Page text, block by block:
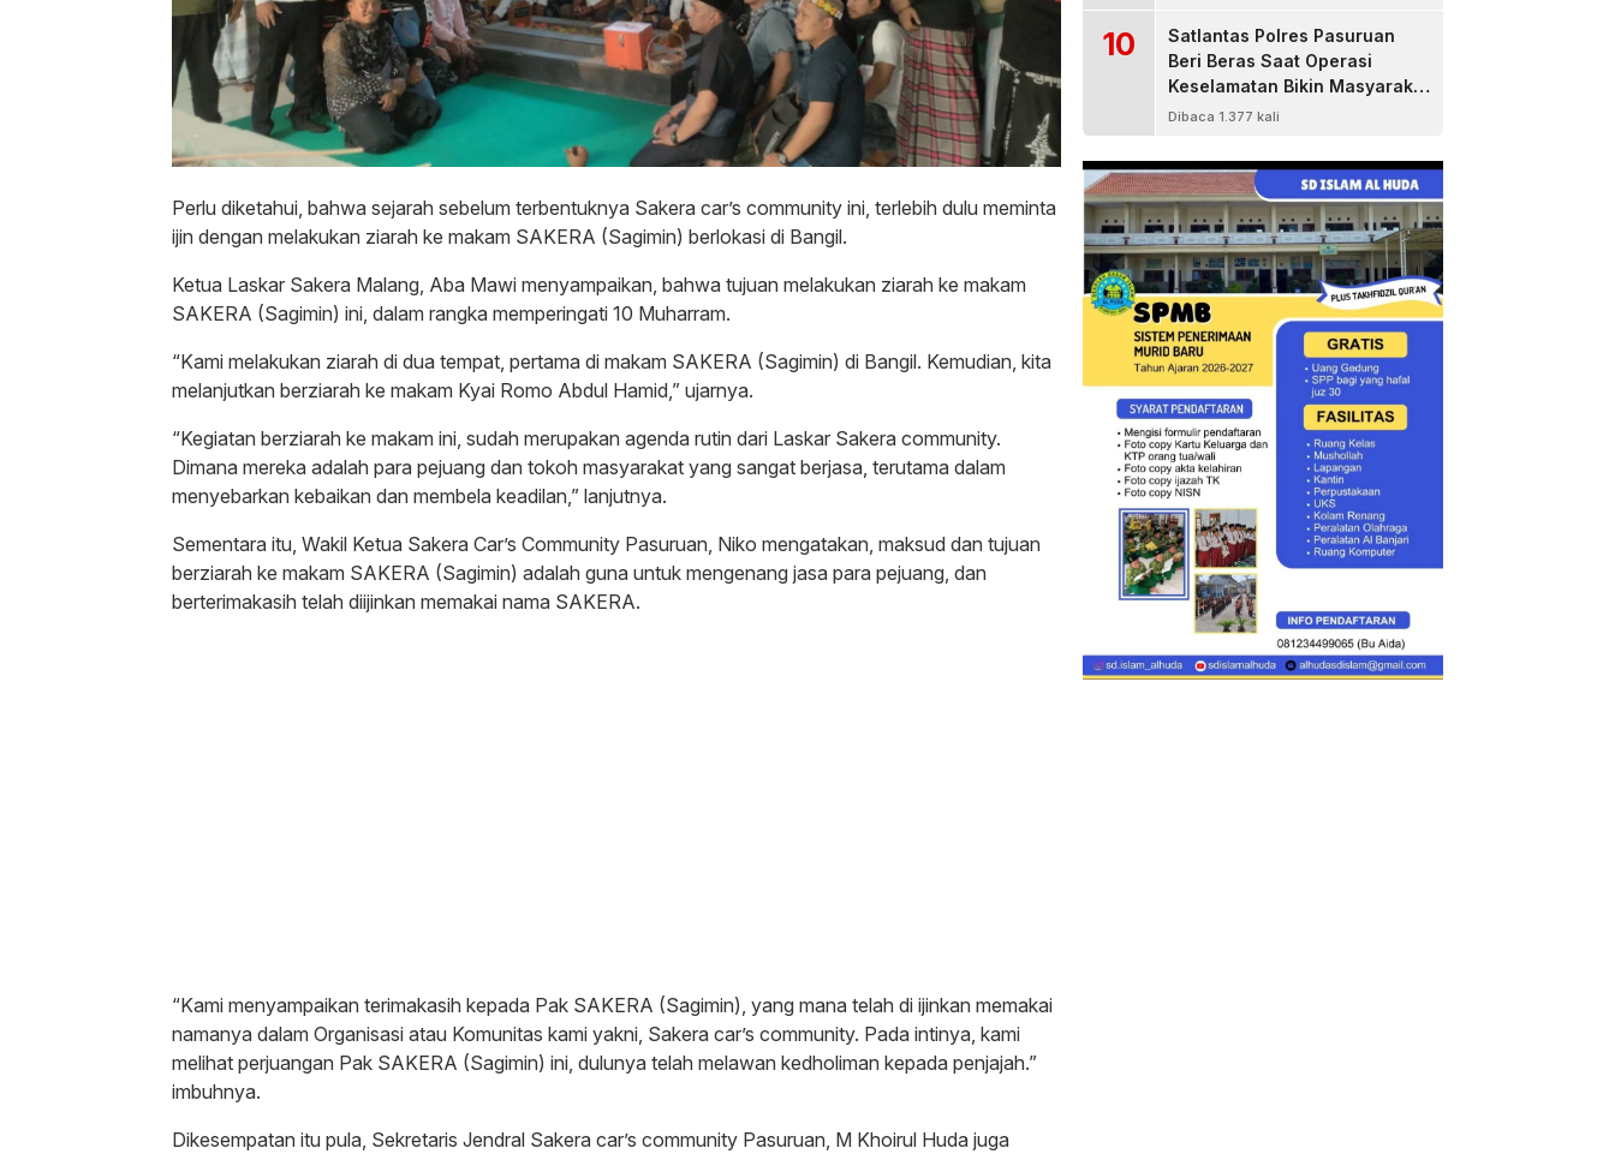
Perlu diketahui, bahwa sejarah sebelum terbentuknya Sakera car’s community ini, terlebih dulu meminta
ijin dengan melakukan ziarah ke makam SAKERA (Sagimin) berlokasi di Bangil.
Ketua Laskar Sakera Malang, Aba Mawi menyampaikan, bahwa tujuan melakukan ziarah ke makam
SAKERA (Sagimin) ini, dalam rangka memperingati 10 Muharram.
“Kami melakukan ziarah di dua tempat, pertama di makam SAKERA (Sagimin) di Bangil. Kemudian, kita
melanjutkan berziarah ke makam Kyai Romo Abdul Hamid,” ujarnya.
“Kegiatan berziarah ke makam ini, sudah merupakan agenda rutin dari Laskar Sakera community.
Dimana mereka adalah para pejuang dan tokoh masyarakat yang sangat berjasa, terutama dalam
menyebarkan kebaikan dan membela keadilan,” lanjutnya.
Sementara itu, Wakil Ketua Sakera Car’s Community Pasuruan, Niko mengatakan, maksud dan tujuan
berziarah ke makam SAKERA (Sagimin) adalah guna untuk mengenang jasa para pejuang, dan
berterimakasih telah diijinkan memakai nama SAKERA.
“Kami menyampaikan terimakasih kepada Pak SAKERA (Sagimin), yang mana telah di ijinkan memakai
namanya dalam Organisasi atau Komunitas kami yakni, Sakera car’s community. Pada intinya, kami
melihat perjuangan Pak SAKERA (Sagimin) ini, dulunya telah melawan kedholiman kepada penjajah.”
imbuhnya.
Dikesempatan itu pula, Sekretaris Jendral Sakera car’s community Pasuruan, M Khoirul Huda juga
10
Satlantas Polres Pasuruan
Beri Beras Saat Operasi
Keselamatan Bikin Masyarakat
Senang
Dibaca 1.377 kali